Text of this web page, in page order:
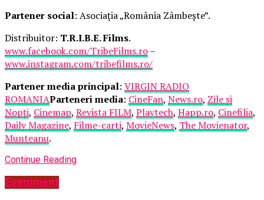
Partener social: Asociația „România Zâmbește”.
Distribuitor: T.R.I.B.E. Films.
www.facebook.com/TribeFilms.ro–
www.instagram.com/tribefilms.ro/
Partener media principal: VIRGIN RADIO
ROMANIAParteneri media: CineFan, News.ro, Zile și
Nopți, Cinemap, Revista FILM, Playtech, Happ.ro, Cinefilia,
Daily Magazine, Filme-carti, MovieNews, The Movienator,
Munteanu.
Continue Reading
Eveniment